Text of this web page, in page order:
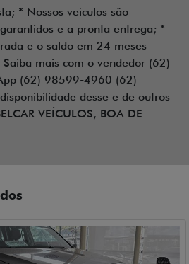
* Nossos veículos são
e a pronta entrega; *
e o saldo em 24 meses
Saiba mais com o vendedor (62)
(62) 98599-4960 (62)
desse e de outros
VEÍCULOS, BOA DE